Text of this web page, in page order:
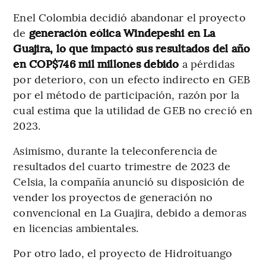
Enel Colombia decidió abandonar el proyecto
de generación eólica Windepeshi en La
Guajira, lo que impactó sus resultados del año
en COP$746 mil millones debido a pérdidas
por deterioro, con un efecto indirecto en GEB
por el método de participación, razón por la
cual estima que la utilidad de GEB no creció en
2023.
Asimismo, durante la teleconferencia de
resultados del cuarto trimestre de 2023 de
Celsia, la compañía anunció su disposición de
vender los proyectos de generación no
convencional en La Guajira, debido a demoras
en licencias ambientales.
Por otro lado, el proyecto de Hidroituango